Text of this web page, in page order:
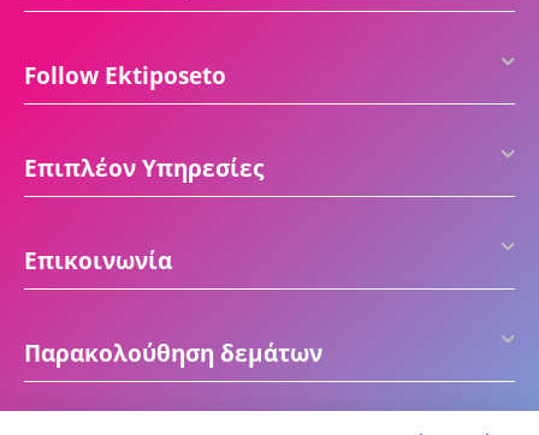
Follow Ektiposeto
Επιπλέον Υπηρεσίες
Επικοινωνία
Παρακολούθηση δεμάτων